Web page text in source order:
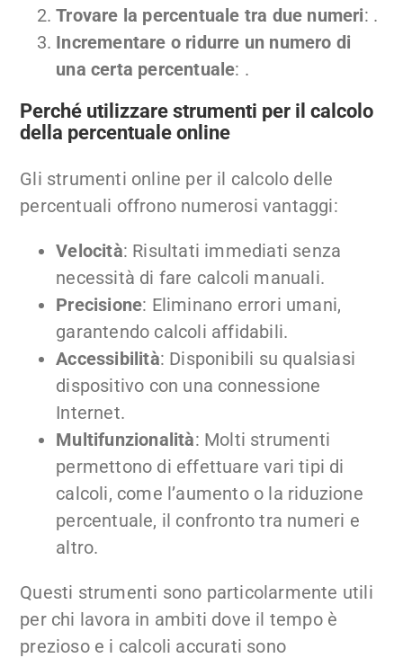
Trovare la percentuale tra due numeri: .
Incrementare o ridurre un numero di
una certa percentuale: .
Perché utilizzare strumenti per il calcolo
della percentuale online
Gli strumenti online per il calcolo delle
percentuali offrono numerosi vantaggi:
Velocità: Risultati immediati senza
necessità di fare calcoli manuali.
Precisione: Eliminano errori umani,
garantendo calcoli affidabili.
Accessibilità: Disponibili su qualsiasi
dispositivo con una connessione
Internet.
Multifunzionalità: Molti strumenti
permettono di effettuare vari tipi di
calcoli, come l’aumento o la riduzione
percentuale, il confronto tra numeri e
altro.
Questi strumenti sono particolarmente utili
per chi lavora in ambiti dove il tempo è
prezioso e i calcoli accurati sono